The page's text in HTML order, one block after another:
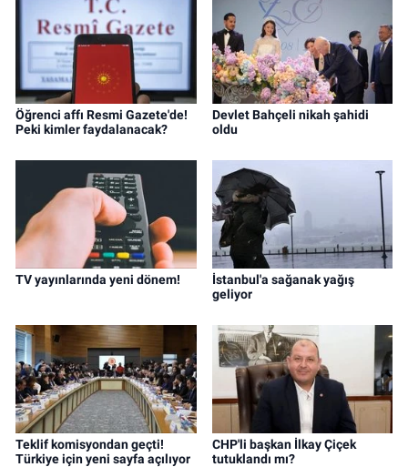
Öğrenci affı Resmi Gazete'de!
Peki kimler faydalanacak?
Devlet Bahçeli nikah şahidi
oldu
TV yayınlarında yeni dönem!
İstanbul'a sağanak yağış
geliyor
Teklif komisyondan geçti!
Türkiye için yeni sayfa açılıyor
CHP'li başkan İlkay Çiçek
tutuklandı mı?